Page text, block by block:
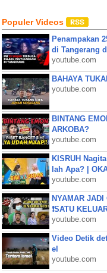
Populer Videos
Penampakan
di Tangerang
youtube.com
BAHAYA
youtube.com
BINTANG
ARKOBA?
youtube.com
KISRUH
lah Apa? |
youtube.com
NYAMAR
❗SATU
youtube.com
Video Detik
el
youtube.com